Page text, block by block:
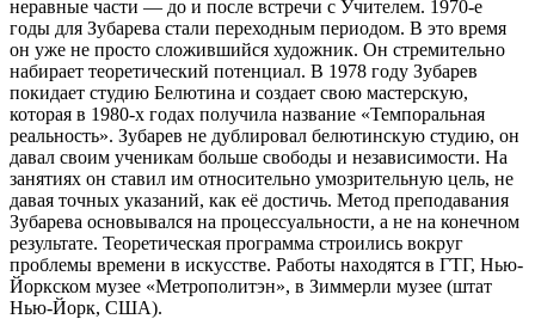
неравные части — до и после встречи с Учителем. 1970-е
годы для Зубарева стали переходным периодом. В это время
он уже не просто сложившийся художник. Он стремительно
набирает теоретический потенциал. В 1978 году Зубарев
покидает студию Белютина и создает свою мастерскую,
которая в 1980-х годах получила название «Темпоральная
реальность». Зубарев не дублировал белютинскую студию, он
давал своим ученикам больше свободы и независимости. На
занятиях он ставил им относительно умозрительную цель, не
давая точных указаний, как её достичь. Метод преподавания
Зубарева основывался на процессуальности, а не на конечном
результате. Теоретическая программа строились вокруг
проблемы времени в искусстве. Работы находятся в ГТГ, Нью-
Йоркском музее «Метрополитэн», в Зиммерли музее (штат
Нью-Йорк, США).